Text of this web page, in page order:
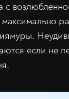
с
максимально
если не